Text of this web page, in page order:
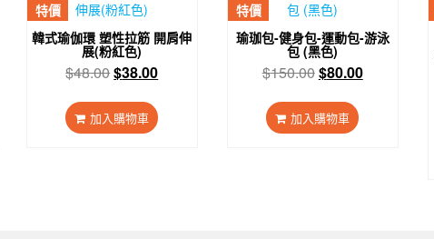
特價
韓式瑜伽環 塑性拉筋 開肩伸
展(粉紅色)
$48.00原
價
格：
$38.00目
價
加入購物車
特價
瑜珈包-健身包-運動包-游泳
包 (黑色)
$150.00原
價
格：
$80.00目
加入購物車